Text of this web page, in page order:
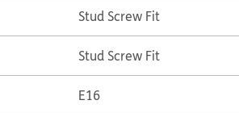
Stud Screw Fit
Stud Screw Fit
E16